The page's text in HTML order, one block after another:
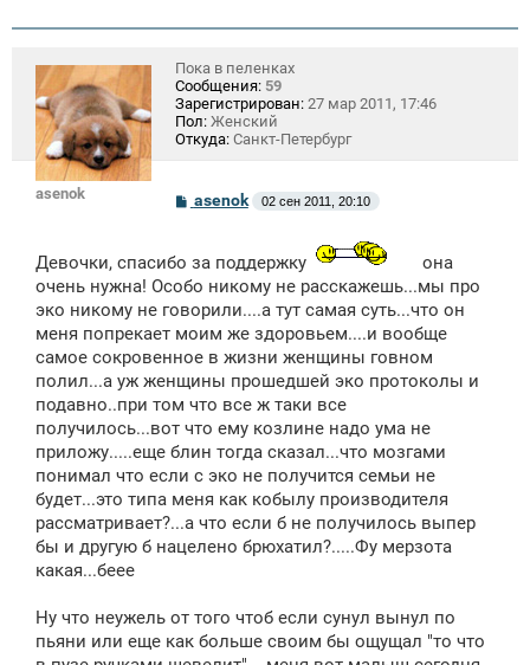
asenok
Пока в пеленках
Сообщения: 59
Зарегистрирован: 27 мар 2011, 17:46
Пол: Женский
Откуда: Санкт-Петербург
С
щ
е
н
и
е
asenok 02 сен 2011, 20:10
Девочки, спасибо за поддержку
она
очень нужна! Особо никому не расскажешь...мы про
эко никому не говорили....а тут самая суть...что он
меня попрекает моим же здоровьем....и вообще
самое сокровенное в жизни женщины говном
полил...а уж женщины прошедшей эко протоколы и
подавно..при том что все ж таки все
получилось...вот что ему козлине надо ума не
приложу.....еще блин тогда сказал...что мозгами
понимал что если с эко не получится семьи не
будет...это типа меня как кобылу производителя
рассматривает?...а что если б не получилось выпер
бы и другую б нацелено брюхатил?.....Фу мерзота
какая...беее
Ну что неужель от того чтоб если сунул вынул по
пьяни или еще как больше своим бы ощущал "то что